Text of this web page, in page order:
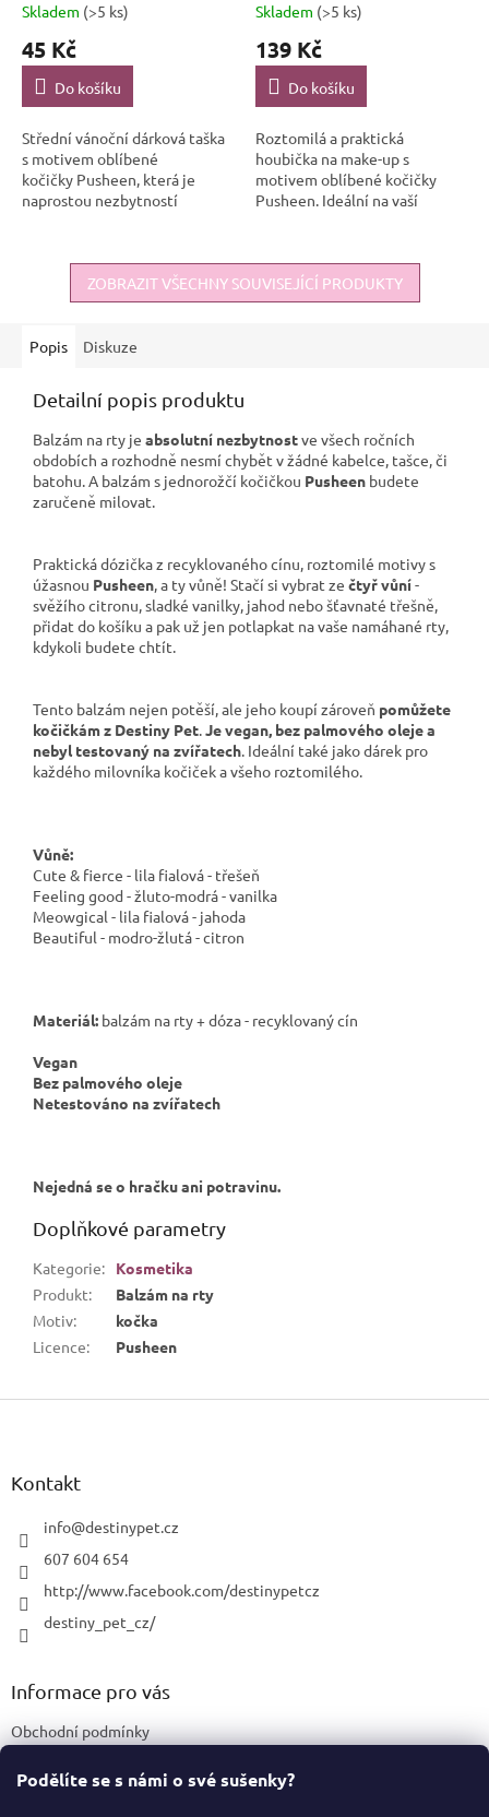
Podělíte se s námi o své sušenky?
Skladem (>5 ks)
45 Kč
Do košíku
Střední vánoční dárková taška
s motivem oblíbené
kočičky Pusheen, která je
naprostou nezbytností
Skladem (>5 ks)
139 Kč
Do košíku
Roztomilá a praktická
houbička na make-up s
motivem oblíbené kočičky
Pusheen. Ideální na vaší
ZOBRAZIT VŠECHNY SOUVISEJÍCÍ PRODUKTY
Popis Diskuze
Detailní popis produktu
Balzám na rty je absolutní nezbytnostve všech ročních
obdobích a rozhodně nesmí chybět v žádné kabelce, tašce, či
batohu. A balzám s jednorožčí kočičkou Pusheen budete
zaručeně milovat.
Praktická dózička z recyklovaného cínu, roztomilé motivy s
úžasnou Pusheen, a ty vůně! Stačí si vybrat ze čtyř vůní-
svěžího citronu, sladké vanilky, jahod nebo šťavnaté třešně,
přidat do košíku a pak už jen potlapkat na vaše namáhané rty,
kdykoli budete chtít.
Tento balzám nejen potěší, ale jeho koupí zároveň pomůžete
kočičkám z Destiny Pet.Je vegan, bez palmového oleje a
nebyl testovaný na zvířatech. Ideální také jako dárek pro
každého milovníka kočiček a všeho roztomilého.
Vůně:
Cute & fierce - lila fialová - třešeň
Feeling good - žluto-modrá - vanilka
Meowgical - lila fialová - jahoda
Beautiful - modro-žlutá - citron
Materiál: balzám na rty + dóza - recyklovaný cín
Vegan
Bez palmového oleje
Netestováno na zvířatech
Nejedná se o hračku ani potravinu.
Doplňkové parametry
Kategorie:
Kosmetika
Produkt:
Balzám na rty
Motiv:
kočka
Licence: Pusheen
Z
Kontakt
info@destinypet.cz
607 604 654
http://www.facebook.com/destinypetcz
destiny_pet_cz/
Informace pro vás
Obchodní podmínky
Certifikace a označení produktů